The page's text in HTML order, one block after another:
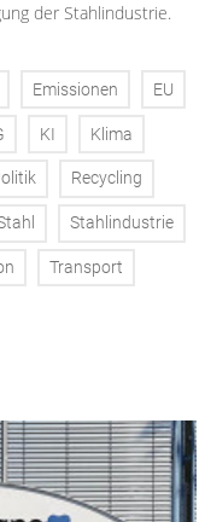
der Stahlindustrie.
Emissionen EU
KI Klima
Recycling
Stahlindustrie
Transport